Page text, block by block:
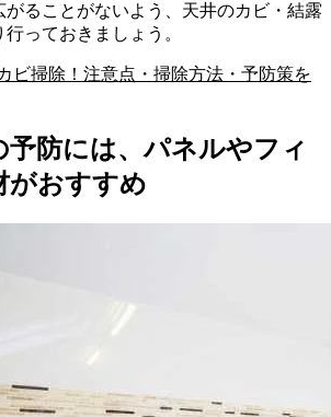
ることがないよう、天井のカビ・結露
っておきましょう。
ビ掃除！注意点・掃除方法・予防策を
予防には、パネルやフィ
がおすすめ